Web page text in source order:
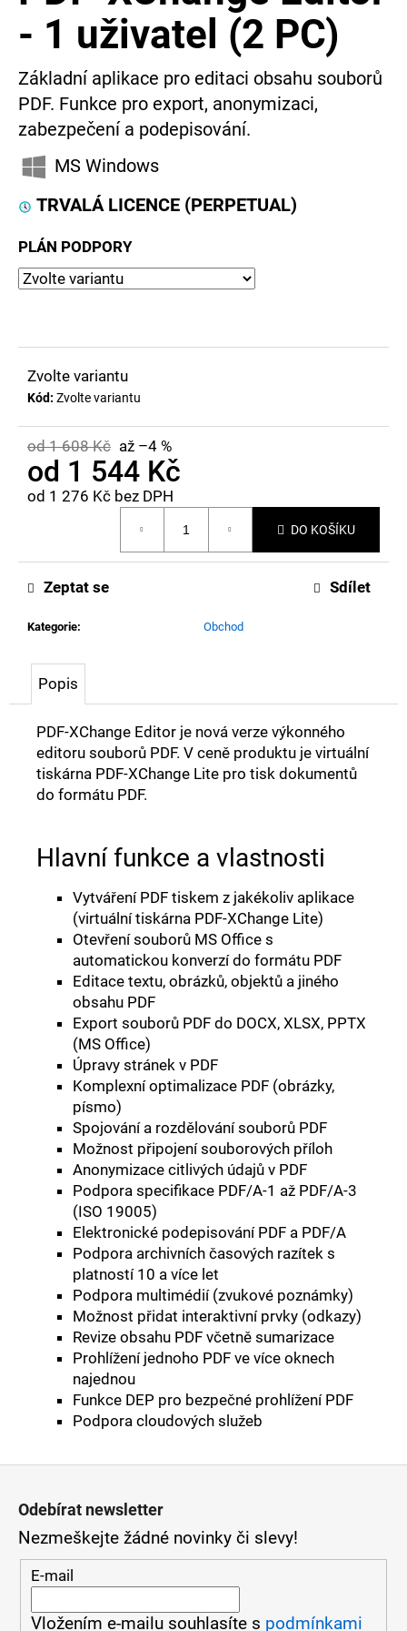
- 1 uživatel (2 PC)
Základní aplikace pro editaci obsahu souborů
PDF. Funkce pro export, anonymizaci,
zabezpečení a podepisování.
MS Windows
TRVALÁ LICENCE (PERPETUAL)
PLÁN PODPORY
Zvolte variantu
Kód: Zvolte variantu
od 1 608 Kč až –4 %
od 1 544 Kč
od 1 276 Kč bez DPH
DO KOŠÍKU
Kategorie: Obchod
Zeptat se Sdílet
Popis
PDF-XChange Editor je nová verze výkonného
editoru souborů PDF. V ceně produktu je virtuální
tiskárna PDF-XChange Lite pro tisk dokumentů
do formátu PDF.
Hlavní funkce a vlastnosti
Vytváření PDF tiskem z jakékoliv aplikace
(virtuální tiskárna PDF-XChange Lite)
Otevření souborů MS Office s
automatickou konverzí do formátu PDF
Editace textu, obrázků, objektů a jiného
obsahu PDF
Export souborů PDF do DOCX, XLSX, PPTX
(MS Office)
Úpravy stránek v PDF
Komplexní optimalizace PDF (obrázky,
písmo)
Spojování a rozdělování souborů PDF
Možnost připojení souborových příloh
Anonymizace citlivých údajů v PDF
Podpora specifikace PDF/A-1 až PDF/A-3
(ISO 19005)
Elektronické podepisování PDF a PDF/A
Podpora archivních časových razítek s
platností 10 a více let
Podpora multimédií (zvukové poznámky)
Možnost přidat interaktivní prvky (odkazy)
Revize obsahu PDF včetně sumarizace
Prohlížení jednoho PDF ve více oknech
najednou
Funkce DEP pro bezpečné prohlížení PDF
Podpora cloudových služeb
e
n
a
í
t
?
D
o
u
č
u
e
m
Odebírat newsletter
Nezmeškejte žádné novinky či slevy!
E-mail
Vložením e-mailu souhlasíte s podmínkami